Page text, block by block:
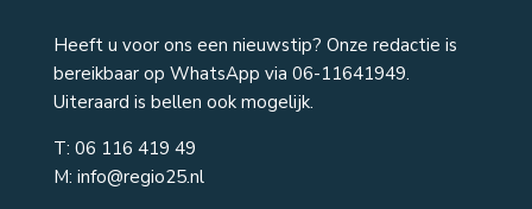
Heeft u voor ons een nieuwstip? Onze redactie is
bereikbaar op WhatsApp via 06-11641949.
Uiteraard is bellen ook mogelijk.
T: 06 116 419 49
M: info@regio25.nl